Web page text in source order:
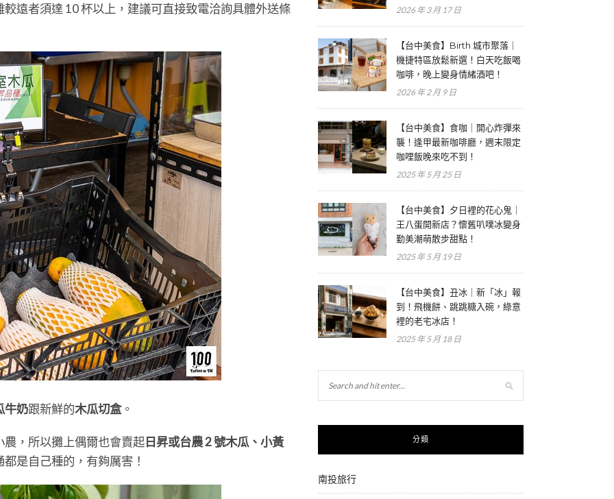
遠者須達 10 杯以上，建議可直接致電洽詢具體外送條
牛奶跟新鮮的木瓜切盒。
，所以攤上偶爾也會賣起日昇或台農 2 號木瓜、小黃
是自己種的，有夠厲害！
2026 年 3 月 17 日
【台中美食】Birth 城市聚落｜
機捷特區放鬆新選！白天吃飯喝
咖啡，晚上變身情緒酒吧！
2026 年 2 月 9 日
【台中美食】食咖｜開心炸彈來
襲！逢甲最新咖啡廳，週末限定
咖哩飯晚來吃不到！
2025 年 5 月 25 日
【台中美食】夕日裡的花心鬼｜
王八蛋開新店？懷舊叭噗冰變身
勤美潮萌散步甜點！
2025 年 5 月 19 日
【台中美食】丑冰｜新「冰」報
到！飛機餅、跳跳糖入碗，綠意
裡的老宅冰店！
2025 年 5 月 18 日
分類
南投旅行